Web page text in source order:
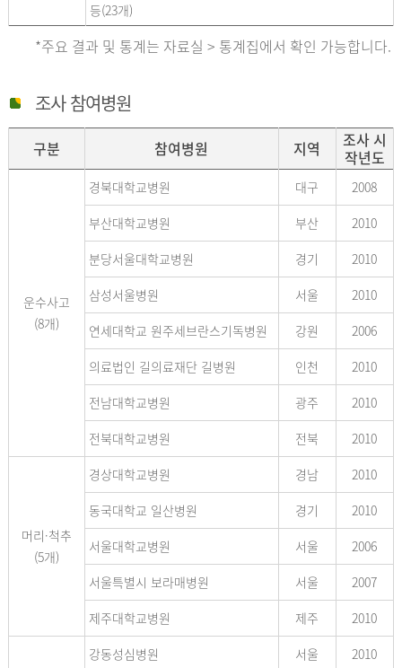
등(23개)
*주요 결과 및 통계는 자료실 > 통계집에서 확인 가능합니다.
조사 참여병원
구분 참여병원 지역
조사 시
작년도
운수사고
(8개)
경북대학교병원 대구
2008
부산대학교병원
부산
2010
분당서울대학교병원
경기
2010
삼성서울병원
서울
2010
연세대학교 원주세브란스기독병원
강원
2006
의료법인 길의료재단 길병원
인천
2010
전남대학교병원
광주
2010
전북대학교병원
전북 2010
머리·척추
(5개)
경상대학교병원 경남
2010
동국대학교 일산병원
경기
2010
서울대학교병원
서울
2006
서울특별시 보라매병원
서울
2007
제주대학교병원
제주 2010
강동성심병원 서울
2010